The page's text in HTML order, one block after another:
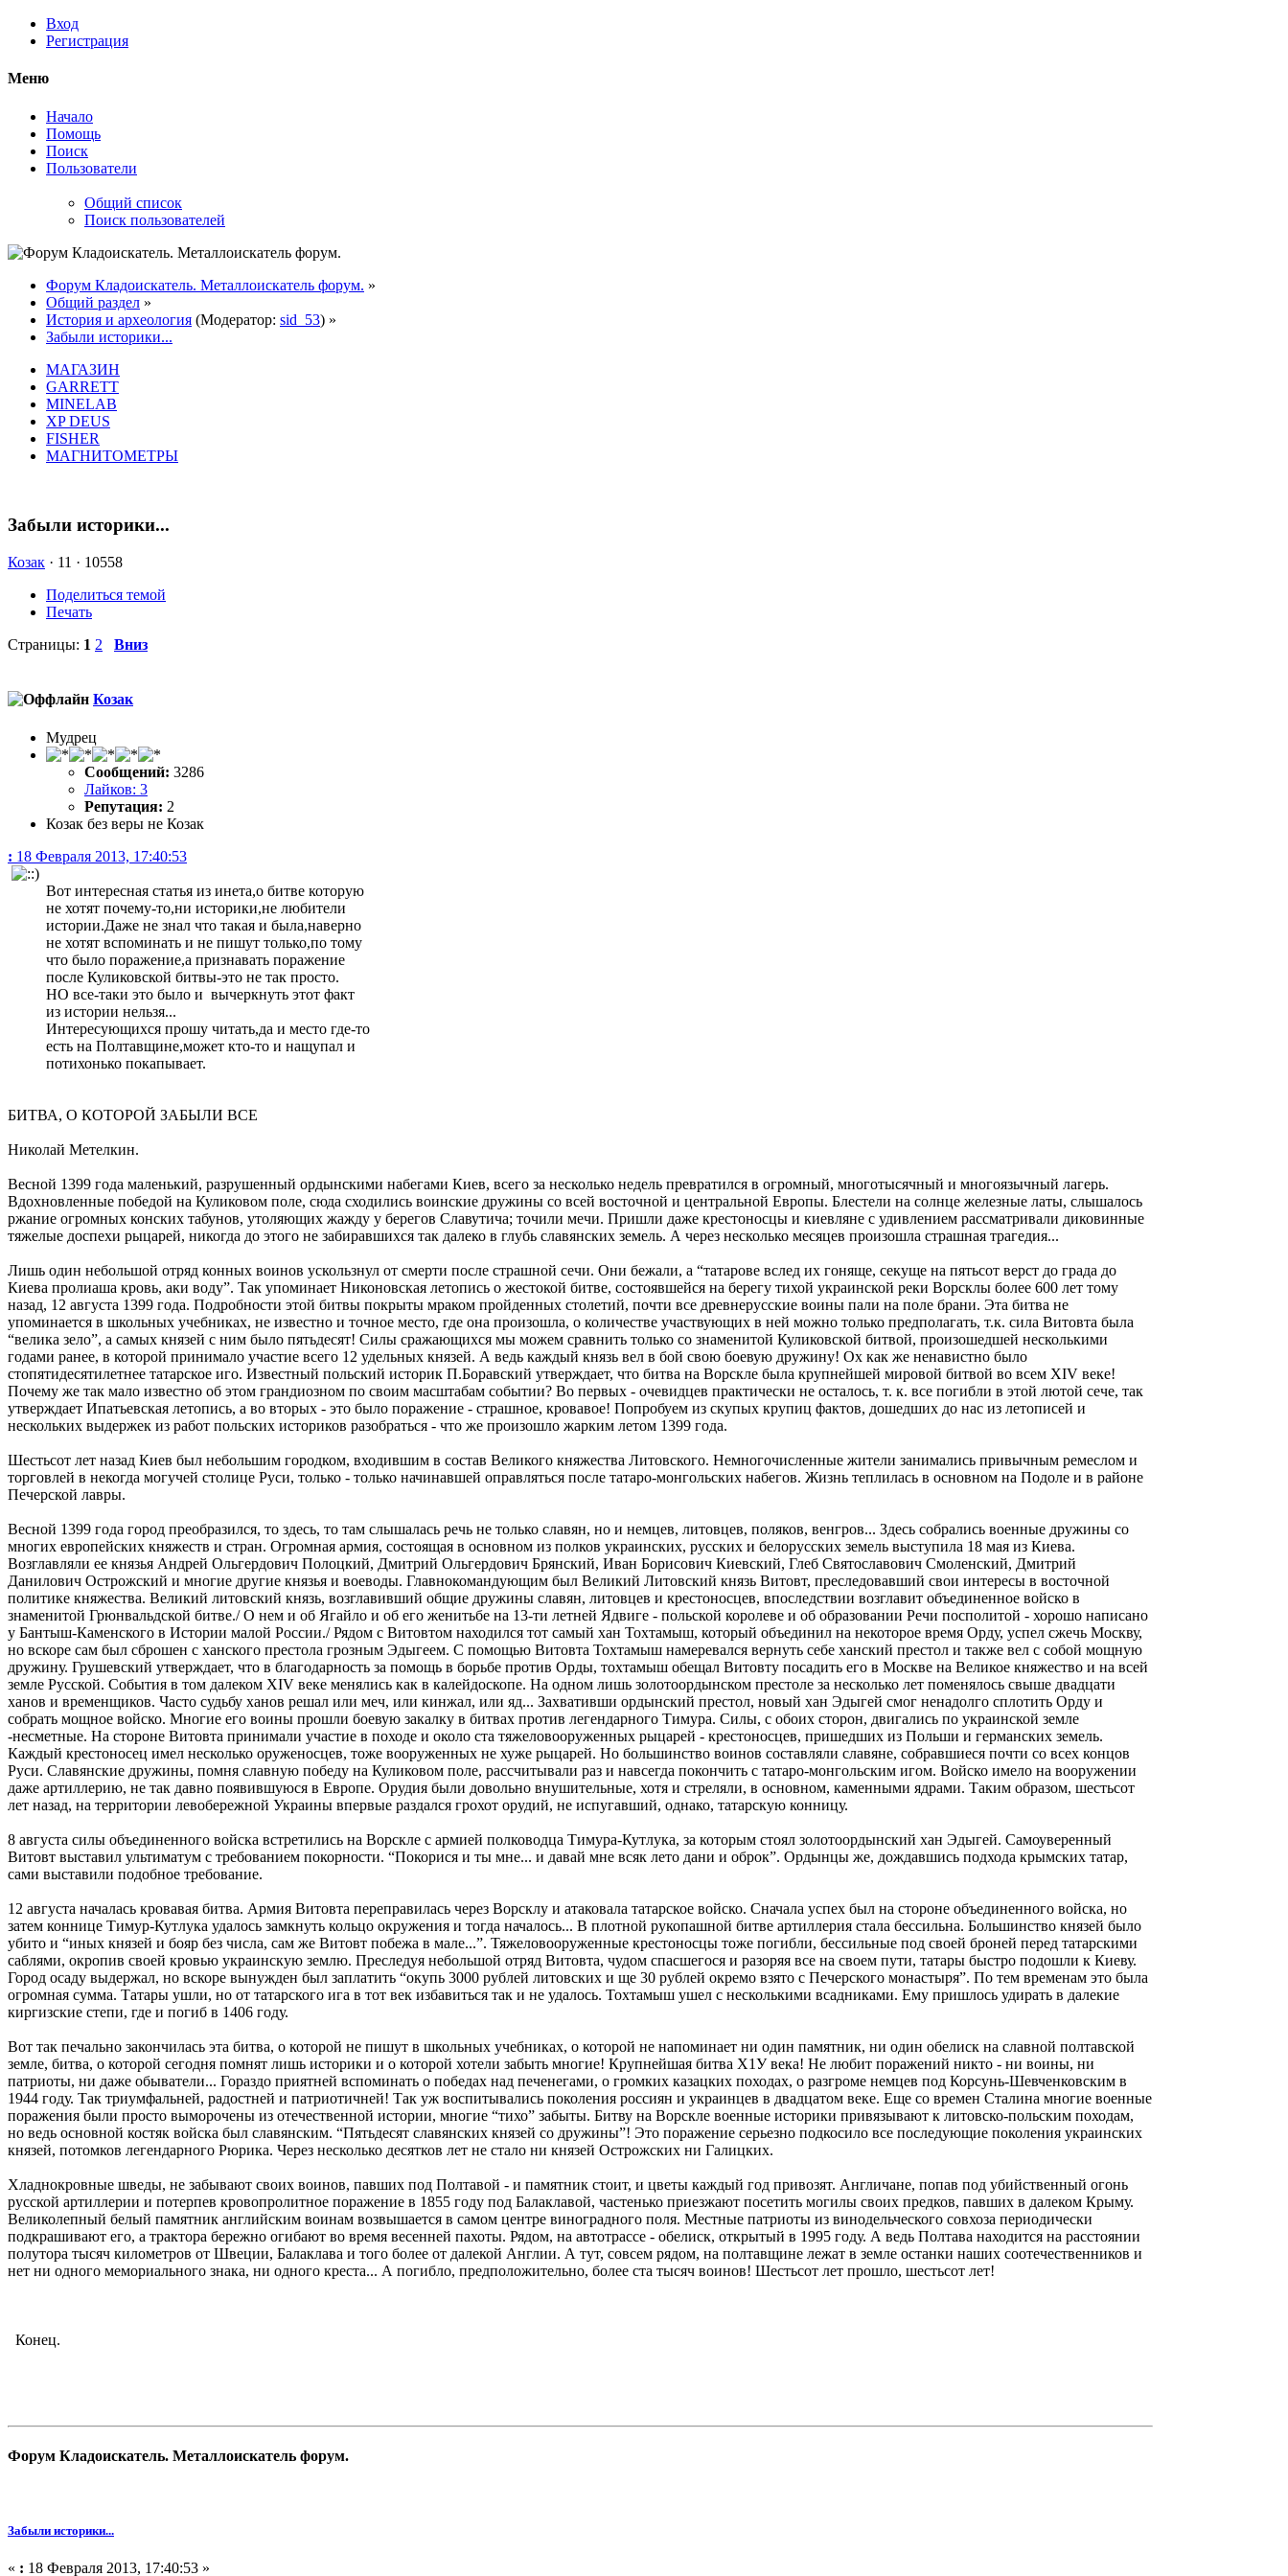
Вход
Регистрация
Меню
Начало
Помощь
Поиск
Пользователи
Общий список
Поиск пользователей
Форум Кладоискатель. Металлоискатель форум. »
Общий раздел »
История и археология (Модератор: sid_53) »
Забыли историки...
МАГАЗИН
GARRETT
MINELAB
XP DEUS
FISHER
МАГНИТОМЕТРЫ
Забыли историки...
Козак · 11 · 10558
Поделиться темой
Печать
Страницы: 1 2 Вниз
Козак
Мудрец
Сообщений: 3286
Лайков: 3
Репутация: 2
Козак без веры не Козак
: 18 Февраля 2013, 17:40:53
Вот интересная статья из инета,о битве которую
не хотят почему-то,ни историки,не любители
истории.Даже не знал что такая и была,наверно
не хотят вспоминать и не пишут только,по тому
что было поражение,а признавать поражение
после Куликовской битвы-это не так просто.
НО все-таки это было и вычеркнуть этот факт
из истории нельзя...
Интересующихся прошу читать,да и место где-то
есть на Полтавщине,может кто-то и нащупал и
потихонько покапывает.
БИТВА, О КОТОРОЙ ЗАБЫЛИ ВСЕ
Николай Метелкин.
Весной 1399 года маленький, разрушенный ордынскими набегами Киев, всего за несколько недель превратился в огромный, многотысячный и многоязычный лагерь.
Вдохновленные победой на Куликовом поле, сюда сходились воинские дружины со всей восточной и центральной Европы. Блестели на солнце железные латы, слышалось
ржание огромных конских табунов, утоляющих жажду у берегов Славутича; точили мечи. Пришли даже крестоносцы и киевляне с удивлением рассматривали диковинные
тяжелые доспехи рыцарей, никогда до этого не забиравшихся так далеко в глубь славянских земель. А через несколько месяцев произошла страшная трагедия...
Лишь один небольшой отряд конных воинов ускользнул от смерти после страшной сечи. Они бежали, а “татарове вслед их гоняще, секуще на пятьсот верст до града до
Киева пролиаша кровь, аки воду”. Так упоминает Никоновская летопись о жестокой битве, состоявшейся на берегу тихой украинской реки Ворсклы более 600 лет тому
назад, 12 августа 1399 года. Подробности этой битвы покрыты мраком пройденных столетий, почти все древнерусские воины пали на поле брани. Эта битва не
упоминается в школьных учебниках, не известно и точное место, где она произошла, о количестве участвующих в ней можно только предполагать, т.к. сила Витовта была
“велика зело”, а самых князей с ним было пятьдесят! Силы сражающихся мы можем сравнить только со знаменитой Куликовской битвой, произошедшей несколькими
годами ранее, в которой принимало участие всего 12 удельных князей. А ведь каждый князь вел в бой свою боевую дружину! Ох как же ненавистно было
стопятидесятилетнее татарское иго. Известный польский историк П.Боравский утверждает, что битва на Ворскле была крупнейшей мировой битвой во всем ХIV веке!
Почему же так мало известно об этом грандиозном по своим масштабам событии? Во первых - очевидцев практически не осталось, т. к. все погибли в этой лютой сече, так
утверждает Ипатьевская летопись, а во вторых - это было поражение - страшное, кровавое! Попробуем из скупых крупиц фактов, дошедших до нас из летописей и
нескольких выдержек из работ польских историков разобраться - что же произошло жарким летом 1399 года.
Шестьсот лет назад Киев был небольшим городком, входившим в состав Великого княжества Литовского. Немногочисленные жители занимались привычным ремеслом и
торговлей в некогда могучей столице Руси, только - только начинавшей оправляться после татаро-монгольских набегов. Жизнь теплилась в основном на Подоле и в районе
Печерской лавры.
Весной 1399 года город преобразился, то здесь, то там слышалась речь не только славян, но и немцев, литовцев, поляков, венгров... Здесь собрались военные дружины со
многих европейских княжеств и стран. Огромная армия, состоящая в основном из полков украинских, русских и белорусских земель выступила 18 мая из Киева.
Возглавляли ее князья Андрей Ольгердович Полоцкий, Дмитрий Ольгердович Брянский, Иван Борисович Киевский, Глеб Святославович Смоленский, Дмитрий
Данилович Острожский и многие другие князья и воеводы. Главнокомандующим был Великий Литовский князь Витовт, преследовавший свои интересы в восточной
политике княжества. Великий литовский князь, возглавивший общие дружины славян, литовцев и крестоносцев, впоследствии возглавит объединенное войско в
знаменитой Грюнвальдской битве./ О нем и об Ягайло и об его женитьбе на 13-ти летней Ядвиге - польской королеве и об образовании Речи посполитой - хорошо написано
у Бантыш-Каменского в Истории малой России./ Рядом с Витовтом находился тот самый хан Тохтамыш, который объединил на некоторое время Орду, успел сжечь Москву,
но вскоре сам был сброшен с ханского престола грозным Эдыгеем. С помощью Витовта Тохтамыш намеревался вернуть себе ханский престол и также вел с собой мощную
дружину. Грушевский утверждает, что в благодарность за помощь в борьбе против Орды, тохтамыш обещал Витовту посадить его в Москве на Великое княжество и на всей
земле Русской. События в том далеком ХIV веке менялись как в калейдоскопе. На одном лишь золотоордынском престоле за несколько лет поменялось свыше двадцати
ханов и временщиков. Часто судьбу ханов решал или меч, или кинжал, или яд... Захвативши ордынский престол, новый хан Эдыгей смог ненадолго сплотить Орду и
собрать мощное войско. Многие его воины прошли боевую закалку в битвах против легендарного Тимура. Силы, с обоих сторон, двигались по украинской земле
-несметные. На стороне Витовта принимали участие в походе и около ста тяжеловооруженных рыцарей - крестоносцев, пришедших из Польши и германских земель.
Каждый крестоносец имел несколько оруженосцев, тоже вооруженных не хуже рыцарей. Но большинство воинов составляли славяне, собравшиеся почти со всех концов
Руси. Славянские дружины, помня славную победу на Куликовом поле, рассчитывали раз и навсегда покончить с татаро-монгольским игом. Войско имело на вооружении
даже артиллерию, не так давно появившуюся в Европе. Орудия были довольно внушительные, хотя и стреляли, в основном, каменными ядрами. Таким образом, шестьсот
лет назад, на территории левобережной Украины впервые раздался грохот орудий, не испугавший, однако, татарскую конницу.
8 августа силы объединенного войска встретились на Ворскле с армией полководца Тимура-Кутлука, за которым стоял золотоордынский хан Эдыгей. Самоуверенный
Витовт выставил ультиматум с требованием покорности. “Покорися и ты мне... и давай мне всяк лето дани и оброк”. Ордынцы же, дождавшись подхода крымских татар,
сами выставили подобное требование.
12 августа началась кровавая битва. Армия Витовта переправилась через Ворсклу и атаковала татарское войско. Сначала успех был на стороне объединенного войска, но
затем коннице Тимур-Кутлука удалось замкнуть кольцо окружения и тогда началось... В плотной рукопашной битве артиллерия стала бессильна. Большинство князей было
убито и “иных князей и бояр без числа, сам же Витовт побежа в мале...”. Тяжеловооруженные крестоносцы тоже погибли, бессильные под своей броней перед татарскими
саблями, окропив своей кровью украинскую землю. Преследуя небольшой отряд Витовта, чудом спасшегося и разоряя все на своем пути, татары быстро подошли к Киеву.
Город осаду выдержал, но вскоре вынужден был заплатить “окупь 3000 рублей литовских и ще 30 рублей окремо взято с Печерского монастыря”. По тем временам это была
огромная сумма. Татары ушли, но от татарского ига в тот век избавиться так и не удалось. Тохтамыш ушел с несколькими всадниками. Ему пришлось удирать в далекие
киргизские степи, где и погиб в 1406 году.
Вот так печально закончилась эта битва, о которой не пишут в школьных учебниках, о которой не напоминает ни один памятник, ни один обелиск на славной полтавской
земле, битва, о которой сегодня помнят лишь историки и о которой хотели забыть многие! Крупнейшая битва Х1У века! Не любит поражений никто - ни воины, ни
патриоты, ни даже обыватели... Гораздо приятней вспоминать о победах над печенегами, о громких казацких походах, о разгроме немцев под Корсунь-Шевченковским в
1944 году. Так триумфальней, радостней и патриотичней! Так уж воспитывались поколения россиян и украинцев в двадцатом веке. Еще со времен Сталина многие военные
поражения были просто выморочены из отечественной истории, многие “тихо” забыты. Битву на Ворскле военные историки привязывают к литовско-польским походам,
но ведь основной костяк войска был славянским. “Пятьдесят славянских князей со дружины”! Это поражение серьезно подкосило все последующие поколения украинских
князей, потомков легендарного Рюрика. Через несколько десятков лет не стало ни князей Острожских ни Галицких.
Хладнокровные шведы, не забывают своих воинов, павших под Полтавой - и памятник стоит, и цветы каждый год привозят. Англичане, попав под убийственный огонь
русской артиллерии и потерпев кровопролитное поражение в 1855 году под Балаклавой, частенько приезжают посетить могилы своих предков, павших в далеком Крыму.
Великолепный белый памятник английским воинам возвышается в самом центре виноградного поля. Местные патриоты из винодельческого совхоза периодически
подкрашивают его, а трактора бережно огибают во время весенней пахоты. Рядом, на автотрассе - обелиск, открытый в 1995 году. А ведь Полтава находится на расстоянии
полутора тысяч километров от Швеции, Балаклава и того более от далекой Англии. А тут, совсем рядом, на полтавщине лежат в земле останки наших соотечественников и
нет ни одного мемориального знака, ни одного креста... А погибло, предположительно, более ста тысяч воинов! Шестьсот лет прошло, шестьсот лет!
Конец.
Форум Кладоискатель. Металлоискатель форум.
Забыли историки...
« : 18 Февраля 2013, 17:40:53 »